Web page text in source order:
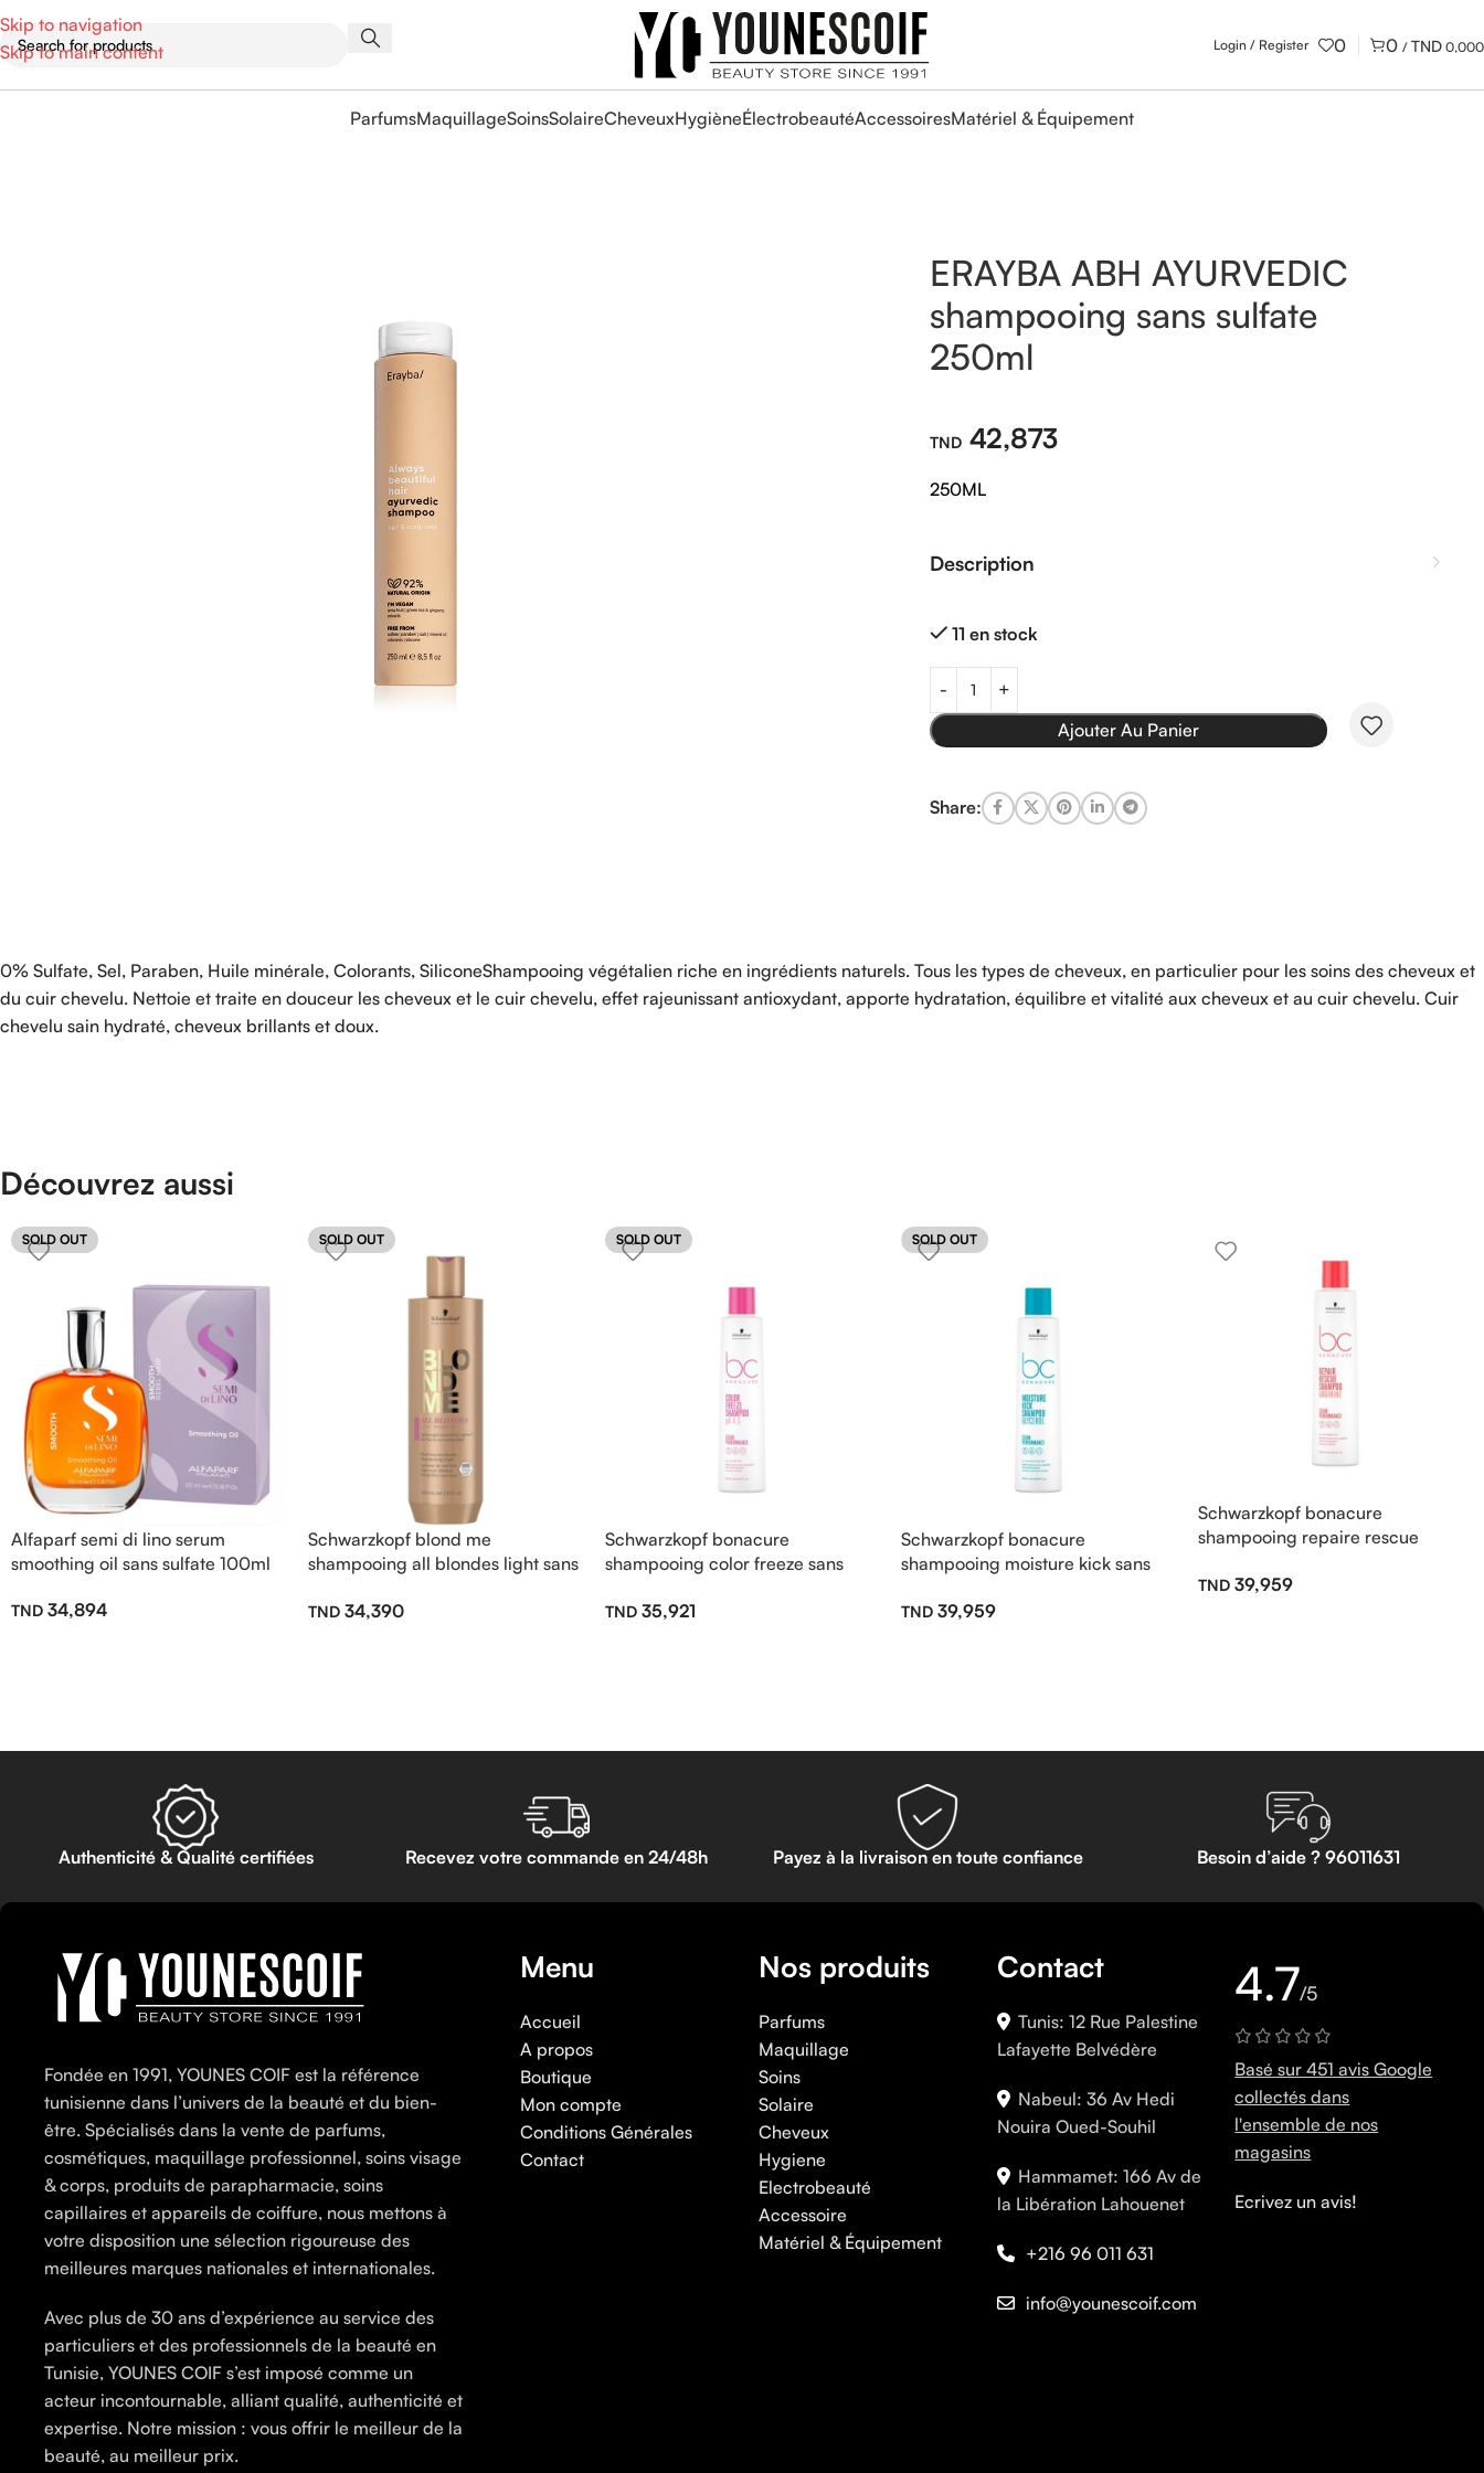
Skip to navigation
Skip to main content
Login / Register 0 0 / 0,000
ParfumsMaquillageSoinsSolaireCheveuxHygièneÉlectrobeautéAccessoiresMatériel & Équipement
ERAYBA ABH AYURVEDIC
shampooing sans sulfate
250ml
42,873
250ML
Description
11 en stock
Ajouter Au Panier
Share:
0% Sulfate, Sel, Paraben, Huile minérale, Colorants, SiliconeShampooing végétalien riche en ingrédients naturels. Tous les types de cheveux, en particulier pour les soins des cheveux et
du cuir chevelu. Nettoie et traite en douceur les cheveux et le cuir chevelu, effet rajeunissant antioxydant, apporte hydratation, équilibre et vitalité aux cheveux et au cuir chevelu. Cuir
chevelu sain hydraté, cheveux brillants et doux.
Découvrez aussi
SOLD OUT
Alfaparf semi di lino serum
smoothing oil sans sulfate 100ml
34,894
SOLD OUT
Schwarzkopf blond me
shampooing all blondes light sans
34,390
SOLD OUT
Schwarzkopf bonacure
shampooing color freeze sans
35,921
SOLD OUT
Schwarzkopf bonacure
shampooing moisture kick sans
39,959
Schwarzkopf bonacure
shampooing repaire rescue
39,959
Authenticité & Qualité certifiées Recevez votre commande en 24/48h Payez à la livraison en toute confiance Besoin d’aide ? 96011631
Fondée en 1991, YOUNES COIF est la référence
tunisienne dans l’univers de la beauté et du bien-
être. Spécialisés dans la vente de parfums,
cosmétiques, maquillage professionnel, soins visage
& corps, produits de parapharmacie, soins
capillaires et appareils de coiffure, nous mettons à
votre disposition une sélection rigoureuse des
meilleures marques nationales et internationales.
Avec plus de 30 ans d’expérience au service des
particuliers et des professionnels de la beauté en
Tunisie, YOUNES COIF s’est imposé comme un
acteur incontournable, alliant qualité, authenticité et
expertise. Notre mission : vous offrir le meilleur de la
beauté, au meilleur prix.
Menu
Accueil
A propos
Boutique
Mon compte
Conditions Générales
Contact
Nos produits
Parfums
Maquillage
Soins
Solaire
Cheveux
Hygiene
Electrobeauté
Accessoire
Matériel & Équipement
Contact
Tunis: 12 Rue Palestine
Lafayette Belvédère
Nabeul: 36 Av Hedi
Nouira Oued-Souhil
Hammamet: 166 Av de
la Libération Lahouenet
+216 96 011 631
info@younescoif.com
4.7/5
Basé sur 451 avis Google
collectés dans
l'ensemble de nos
magasins
Ecrivez un avis!